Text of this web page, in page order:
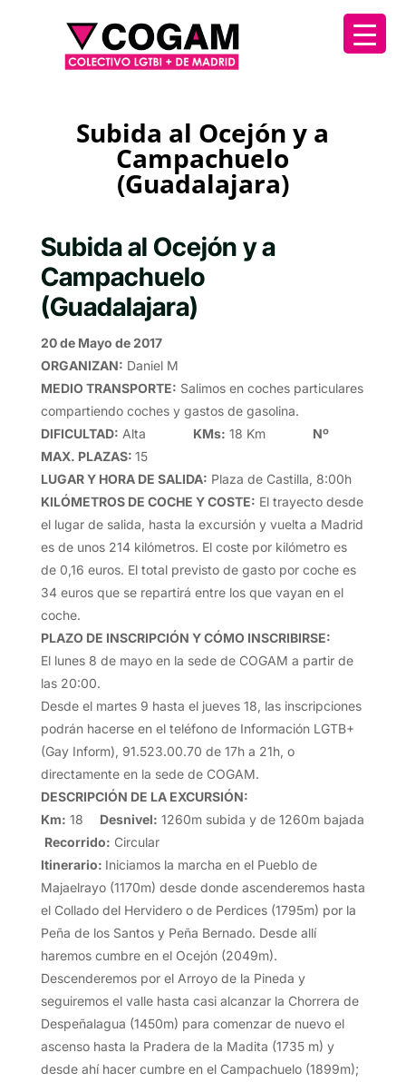
Subida al Ocejón y a
Campachuelo
(Guadalajara)
Subida al Ocejón y a
Campachuelo
(Guadalajara)
20 de Mayo de 2017
ORGANIZAN: Daniel M
MEDIO TRANSPORTE: Salimos en coches particulares
compartiendo coches y gastos de gasolina.
DIFICULTAD: Alta KMs: 18 Km Nº
MAX. PLAZAS: 15
LUGAR Y HORA DE SALIDA: Plaza de Castilla, 8:00h
KILÓMETROS DE COCHE Y COSTE: El trayecto desde
el lugar de salida, hasta la excursión y vuelta a Madrid
es de unos 214 kilómetros. El coste por kilómetro es
de 0,16 euros. El total previsto de gasto por coche es
34 euros que se repartirá entre los que vayan en el
coche.
PLAZO DE INSCRIPCIÓN Y CÓMO INSCRIBIRSE:
El lunes 8 de mayo en la sede de COGAM a partir de
las 20:00.
Desde el martes 9 hasta el jueves 18, las inscripciones
podrán hacerse en el teléfono de Información LGTB+
(Gay Inform), 91.523.00.70 de 17h a 21h, o
directamente en la sede de COGAM.
DESCRIPCIÓN DE LA EXCURSIÓN:
Km: 18 Desnivel: 1260m subida y de 1260m bajada
Recorrido: Circular
Itinerario: Iniciamos la marcha en el Pueblo de
Majaelrayo (1170m) desde donde ascenderemos hasta
el Collado del Hervidero o de Perdices (1795m) por la
Peña de los Santos y Peña Bernado. Desde allí
haremos cumbre en el Ocejón (2049m).
Descenderemos por el Arroyo de la Pineda y
seguiremos el valle hasta casi alcanzar la Chorrera de
Despeñalagua (1450m) para comenzar de nuevo el
ascenso hasta la Pradera de la Madita (1735 m) y
desde ahí hacer cumbre en el Campachuelo (1899m);